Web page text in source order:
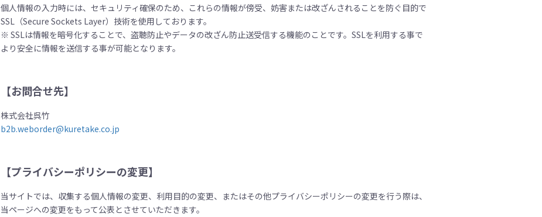
個人情報の入力時には、セキュリティ確保のため、これらの情報が傍受、妨害または改ざんされることを防ぐ目的で
SSL（Secure Sockets Layer）技術を使用しております。
※ SSLは情報を暗号化することで、盗聴防止やデータの改ざん防止送受信する機能のことです。SSLを利用する事で
より安全に情報を送信する事が可能となります。
【お問合せ先】
株式会社呉竹
b2b.weborder@kuretake.co.jp
【プライバシーポリシーの変更】
当サイトでは、収集する個人情報の変更、利用目的の変更、またはその他プライバシーポリシーの変更を行う際は、
当ページへの変更をもって公表とさせていただきます。